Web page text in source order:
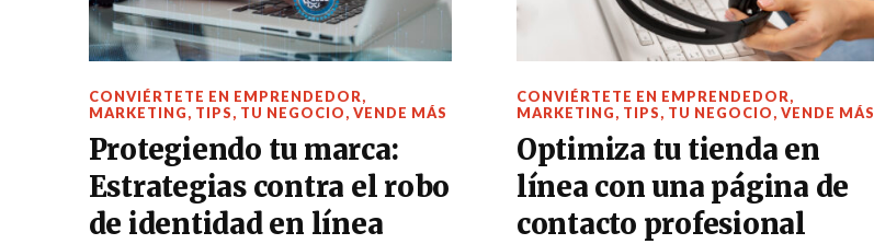
CONVIÉRTETE EN EMPRENDEDOR,
MARKETING, TIPS, TU NEGOCIO, VENDE MÁS
Protegiendo tu marca:
Estrategias contra el robo
de identidad en línea
CONVIÉRTETE EN EMPRENDEDOR,
MARKETING, TIPS, TU NEGOCIO, VENDE MÁS
Optimiza tu tienda en
línea con una página de
contacto profesional